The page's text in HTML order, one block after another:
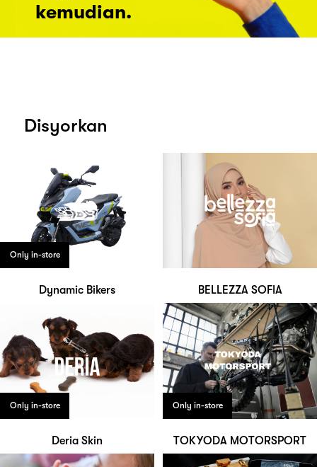
kemudian.
Disyorkan
Only in-store
Dynamic Bikers BELLEZZA SOFIA
Only in-store
Deria Skin
Only in-store
TOKYODA MOTORSPORT